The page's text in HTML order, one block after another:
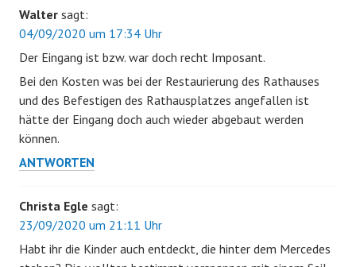
Walter sagt:
04/09/2020 um 17:34 Uhr
Der Eingang ist bzw. war doch recht Imposant.
Bei den Kosten was bei der Restaurierung des Rathauses
und des Befestigen des Rathausplatzes angefallen ist
hätte der Eingang doch auch wieder abgebaut werden
können.
ANTWORTEN
Christa Egle sagt:
23/09/2020 um 21:11 Uhr
Habt ihr die Kinder auch entdeckt, die hinter dem Mercedes